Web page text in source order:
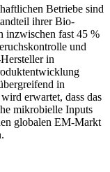
Betriebe sind
ihrer Bio-
inzwischen fast 45 %
und
in
in
erwartet, dass das
mikrobielle Inputs
globalen EM-Markt